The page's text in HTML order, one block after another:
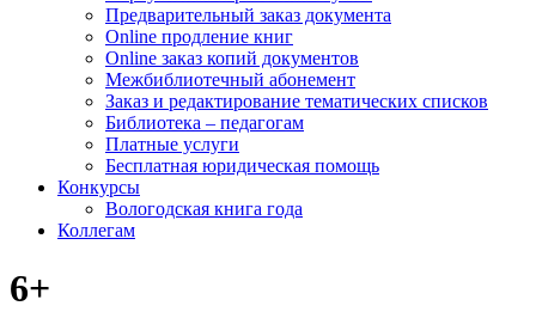
Предварительный заказ документа
Online продление книг
Online заказ копий документов
Межбиблиотечный абонемент
Заказ и редактирование тематических списков
Библиотека – педагогам
Платные услуги
Бесплатная юридическая помощь
Конкурсы
Вологодская книга года
Коллегам
6+